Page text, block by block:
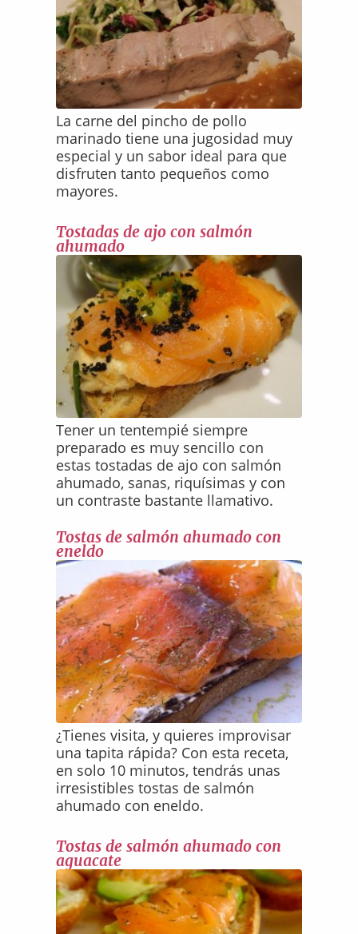
La carne del pincho de pollo
marinado tiene una jugosidad muy
especial y un sabor ideal para que
disfruten tanto pequeños como
mayores.
Tostadas de ajo con salmón
ahumado
Tener un tentempié siempre
preparado es muy sencillo con
estas tostadas de ajo con salmón
ahumado, sanas, riquísimas y con
un contraste bastante llamativo.
Tostas de salmón ahumado con
eneldo
¿Tienes visita, y quieres improvisar
una tapita rápida? Con esta receta,
en solo 10 minutos, tendrás unas
irresistibles tostas de salmón
ahumado con eneldo.
Tostas de salmón ahumado con
aguacate